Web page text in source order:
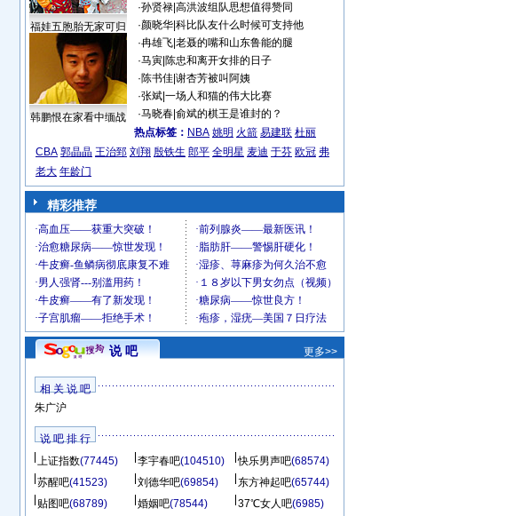
福娃五胞胎无家可归
韩鹏恨在家看中缅战
·孙贤禄| 高洪波组队思想值得赞同
·颜晓华| 科比队友什么时候可支持他
·冉雄飞| 老聂的嘴和山东鲁能的腿
·马寅| 陈忠和离开女排的日子
·陈书佳| 谢杏芳被叫阿姨
·张斌| 一场人和猫的伟大比赛
·马晓春| 俞斌的棋王是谁封的？
热点标签： NBA 姚明 火箭 易建联 杜丽
CBA 郭晶晶 王治郅 刘翔 殷铁生 郎平 全明星 麦迪 于芬 欧冠 弗
老大 年龄门
精彩推荐
说 吧 更多>>
相 关 说 吧
朱广沪
说 吧 排 行
上证指数(77445) 李宇春吧(104510) 快乐男声吧(68574)
苏醒吧(41523) 刘德华吧(69854) 东方神起吧(65744)
贴图吧(68789) 婚姻吧(78544) 37℃女人吧(6985)